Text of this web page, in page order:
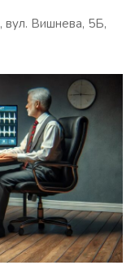
вул. Вишнева, 5Б,